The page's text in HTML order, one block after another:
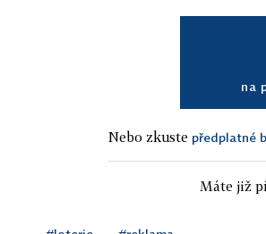
na
Nebo zkuste předplatné
Máte již